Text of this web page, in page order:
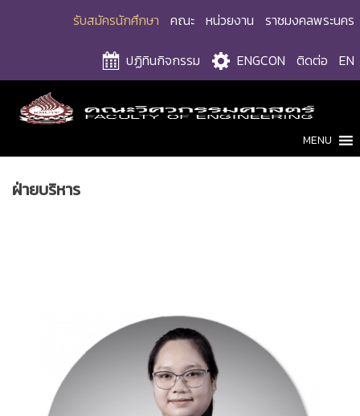
รับสมัครนักศึกษา คณะ หน่วยงาน ราชมงคลพระนคร
ปฏิทินกิจกรรม ENGCON ติดต่อ EN
MENU
ฝ่ายบริหาร